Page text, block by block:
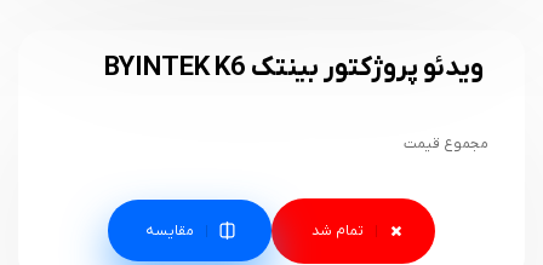
ویدئو پروژکتور بینتک BYINTEK K6
مجموع قیمت
مقایسه